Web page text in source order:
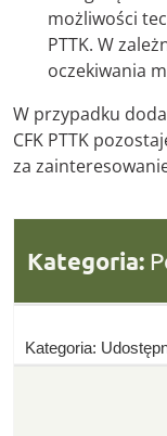
możliwości
PTTK. W
oczekiwania
W przypadku
CFK PTTK
za
Kategoria:
Kategoria: